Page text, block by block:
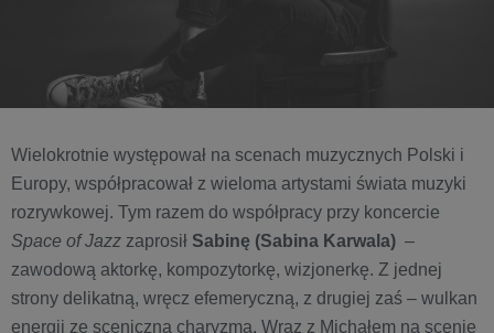
Wielokrotnie występował na scenach muzycznych Polski i
Europy, współpracował z wieloma artystami świata muzyki
rozrywkowej. Tym razem do współpracy przy koncercie
Space of Jazz zaprosił Sabinę (Sabina Karwala) –
zawodową aktorkę, kompozytorkę, wizjonerkę. Z jednej
strony delikatną, wręcz efemeryczną, z drugiej zaś – wulkan
energii ze sceniczną charyzmą. Wraz z Michałem na scenie